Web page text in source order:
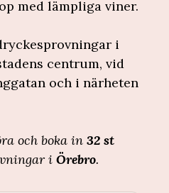
med lämpliga viner.
i
centrum, vid
och i närheten
och boka in 32 st
i Örebro.